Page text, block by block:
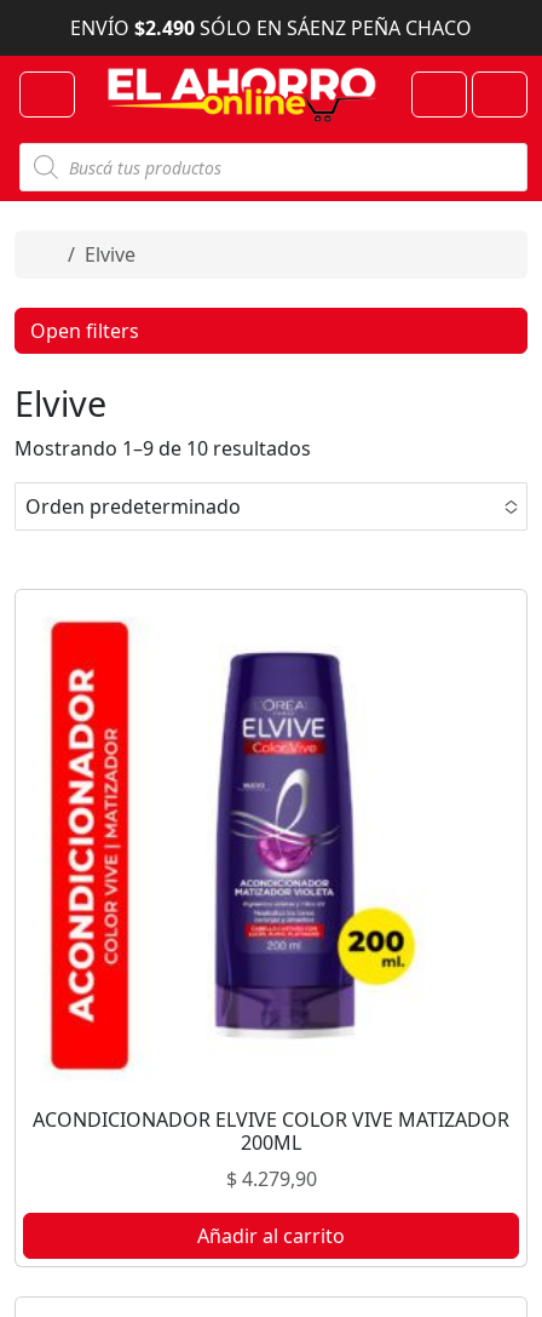
Skip to content
ENVÍO $2.490SÓLO EN SÁENZ PEÑA CHACO
Menu
B
s
q
d
d
u
c
t
o
s
Account
Cart
Home
Elvive
Elvive
Mostrando 1–9 de 10 resultados
Orden predeterminado
ACONDICIONADOR ELVIVE COLOR VIVE MATIZADOR
200ML
$4.279,90
Añadir al carrito
Open filters